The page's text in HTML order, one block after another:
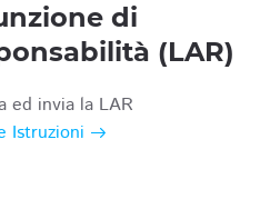
di
(LAR)
ed invia la LAR
Istruzioni